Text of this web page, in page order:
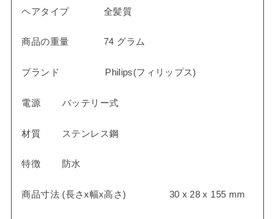
ヘアタイプ 全髪質
商品の重量 74 グラム
ブランド Philips(フィリップス)
電源 バッテリー式
材質 ステンレス鋼
特徴 防水
商品寸法 (長さx幅x高さ) 30 x 28 x 155 mm